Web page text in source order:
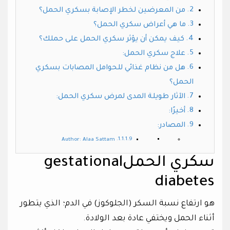
من المعرضين لخطر الإصابة بسكري الحمل؟
ما هي أعراض سكري الحمل؟
كيف يمكن أن يؤثر سكري الحمل على حملك؟
علاج سكري الحمل:
هل من نظام غذائي للحوامل المصابات بسكري
الحمل؟
الآثار طويلة المدى لمرض سكري الحمل:
أخيرًا:
المصادر:
Author: Alaa Sattam
سكري الحملgestational
diabetes
هو ارتفاع نسبة السكر (الجلوكوز) في الدم؛ الذي يتطور
أثناء الحمل ويختفي عادة بعد الولادة.